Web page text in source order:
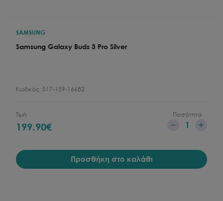
SAMSUNG
Samsung Galaxy Buds 3 Pro Silver
Κωδικός: 517-159-16682
Τιμή
199.90€
Ποσότητα
1
Προσθήκη στο καλάθι